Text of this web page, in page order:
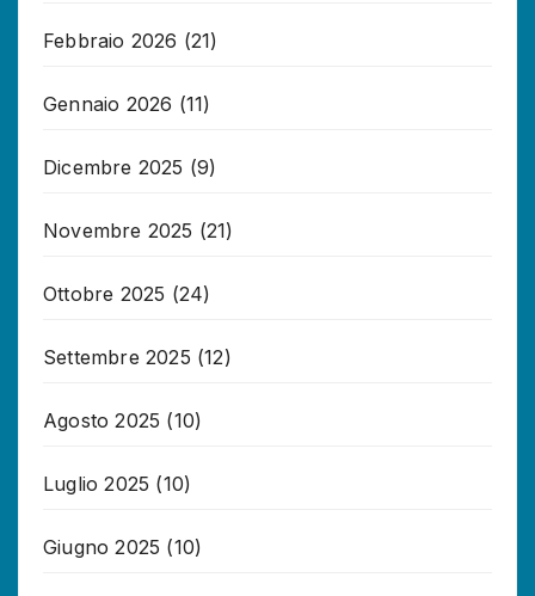
Febbraio 2026 (21)
Gennaio 2026 (11)
Dicembre 2025 (9)
Novembre 2025 (21)
Ottobre 2025 (24)
Settembre 2025 (12)
Agosto 2025 (10)
Luglio 2025 (10)
Giugno 2025 (10)